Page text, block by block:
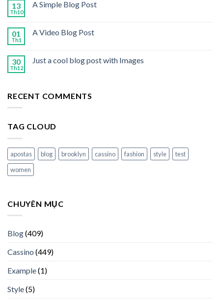
13
Th10
A Simple Blog Post
01
Th1
A Video Blog Post
30
Th12
Just a cool blog post with Images
RECENT COMMENTS
TAG CLOUD
apostas blog brooklyn cassino fashion style
test
women
CHUYÊN MỤC
Blog(409)
Cassino (449)
Example(1)
Style(5)